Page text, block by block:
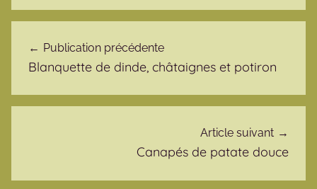
Publication précédente
Blanquette de dinde, châtaignes et potiron
Article suivant
Canapés de patate douce